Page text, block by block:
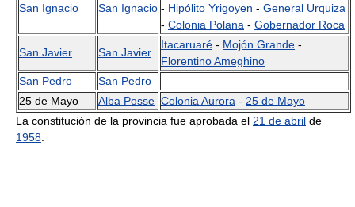
San Ignacio San Ignacio - Hipólito Yrigoyen - General Urquiza
- Colonia Polana - Gobernador Roca
San Javier San Javier
Itacaruaré - Mojón Grande -
Florentino Ameghino
San Pedro
San Pedro
25 de Mayo
Alba Posse Colonia Aurora - 25 de Mayo
La constitución de la provincia fue aprobada el 21 de abril de
1958